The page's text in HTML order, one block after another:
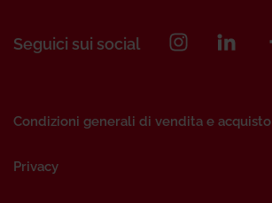
Seguici sui social
Condizioni generali di vendita e acquisto
Privacy